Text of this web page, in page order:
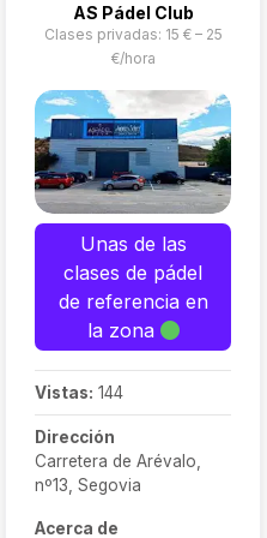
AS Pádel Club
Clases privadas: 15 € – 25
€/hora
Unas de las
clases de pádel
de referencia en
la zona
Vistas: 144
Dirección
Carretera de Arévalo,
nº13, Segovia
Acerca de